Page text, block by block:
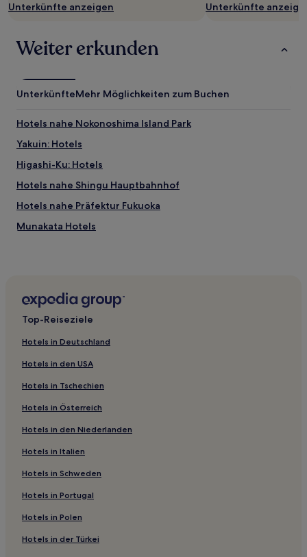
Unterkünfte anzeigen
Unterkünfte
Weiter erkunden
UnterkünfteMehr Möglichkeiten zum Buchen
Hotels nahe Nokonoshima Island Park
Yakuin: Hotels
Higashi-Ku: Hotels
Hotels nahe Shingu Hauptbahnhof
Hotels nahe Präfektur Fukuoka
Munakata Hotels
Hotels nahe Botanischer Garten Fukuoka
Hotels nahe Fukuoka Kokusai Center
Hotels nahe Yatai
Fukuoka Hotels
Hotels nahe Bahnhof Fukuoka Wajiro
Hotels nahe Fukuoka Mitsukoshi Department Store
Hotels nahe Station Yakuin-ōdōri
Hotels nahe Acros Fukuoka Symphony Hall
Präfektur Fukuoka: Hotels
Hotels nahe Bahnhof Nishitetsu-Fukuoka
Hotels nahe Shintencho Arcade
Koga Hotels
Top-Reiseziele
Hotels in Deutschland
Hotels in den USA
Hotels in Tschechien
Hotels in Österreich
Hotels in den Niederlanden
Hotels in Italien
Hotels in Schweden
Hotels in Portugal
Hotels in Polen
Hotels in der Türkei